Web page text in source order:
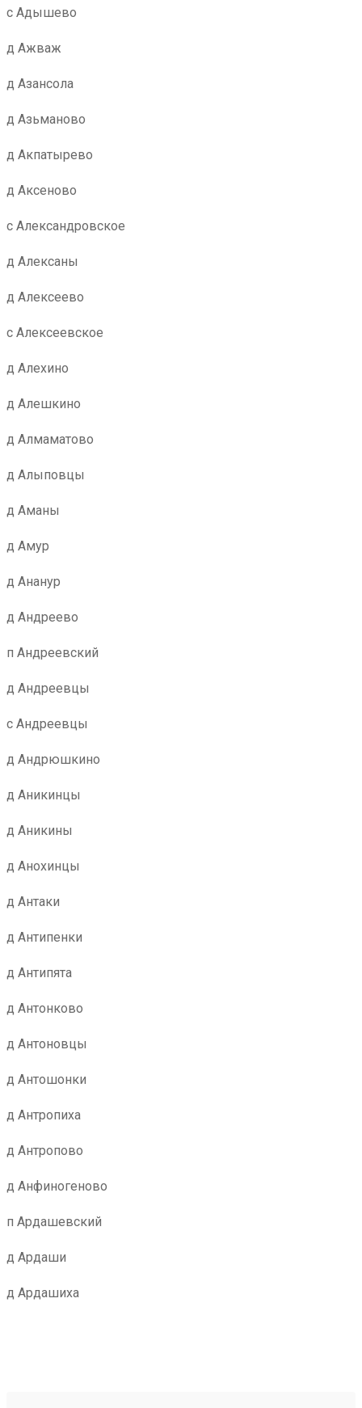
с Адышево
д Ажваж
д Азансола
д Азьманово
д Акпатырево
д Аксеново
с Александровское
д Алексаны
д Алексеево
с Алексеевское
д Алехино
д Алешкино
д Алмаматово
д Алыповцы
д Аманы
д Амур
д Ананур
д Андреево
п Андреевский
д Андреевцы
с Андреевцы
д Андрюшкино
д Аникинцы
д Аникины
д Анохинцы
д Антаки
д Антипенки
д Антипята
д Антонково
д Антоновцы
д Антошонки
д Антропиха
д Антропово
д Анфиногеново
п Ардашевский
д Ардаши
д Ардашиха